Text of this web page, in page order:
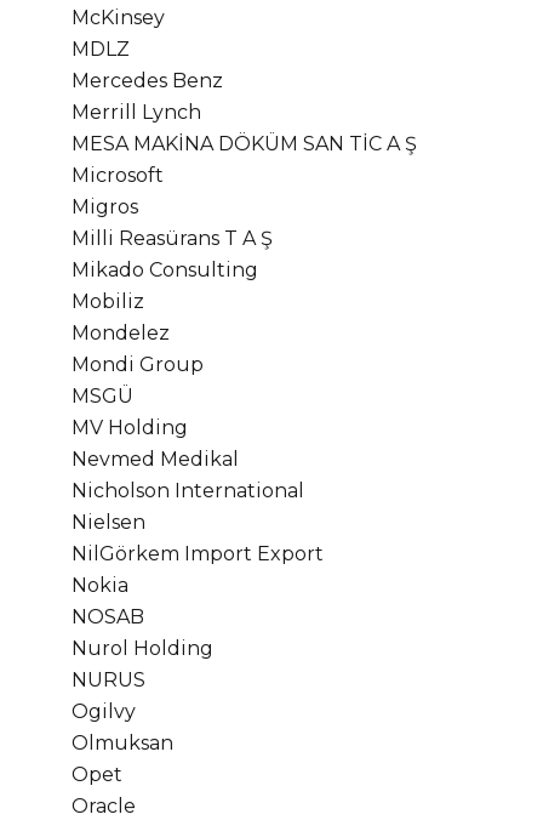
McKinsey
MDLZ
Mercedes Benz
Merrill Lynch
MESA MAKİNA DÖKÜM SAN TİC A Ş
Microsoft
Migros
Milli Reasürans T A Ş
Mikado Consulting
Mobiliz
Mondelez
Mondi Group
MSGÜ
MV Holding
Nevmed Medikal
Nicholson International
Nielsen
NilGörkem Import Export
Nokia
NOSAB
Nurol Holding
NURUS
Ogilvy
Olmuksan
Opet
Oracle